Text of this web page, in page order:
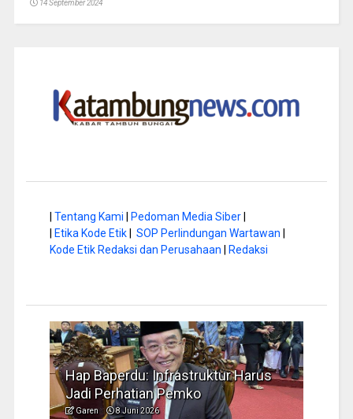
14 September 2024
Tentang Kami Pedoman Media Siber|
Etika Kode Etik| SOP Perlindungan Wartawan
Kode Etik Redaksi dan Perusahaan
Redaksi
Hap Baperdu: Infrastruktur Harus
Jadi Perhatian Pemko
Garen 8 Juni 2026